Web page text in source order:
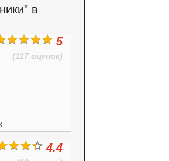
в
5
(117 оценок)
4.4